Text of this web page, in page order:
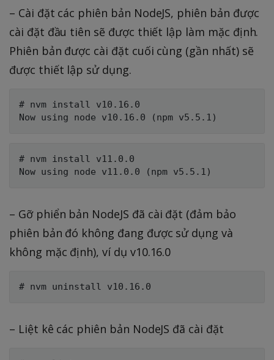
– Cài đặt các phiên bản NodeJS, phiên bản được
cài đặt đầu tiên sẽ được thiết lập làm mặc định.
Phiên bản được cài đặt cuối cùng (gần nhất) sẽ
được thiết lập sử dụng.
# nvm install v10.16.0
# nvm install v11.0.0
– Gỡ phiển bản NodeJS đã cài đặt (đảm bảo
phiên bản đó không đang được sử dụng và
không mặc định), ví dụ v10.16.0
– Liệt kê các phiên bản NodeJS đã cài đặt